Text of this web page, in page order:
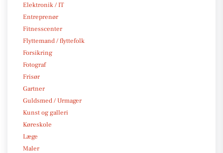
Elektronik / IT
Entreprenør
Fitnesscenter
Flyttemand / flyttefolk
Forsikring
Fotograf
Frisør
Gartner
Guldsmed / Urmager
Kunst og galleri
Køreskole
Læge
Maler